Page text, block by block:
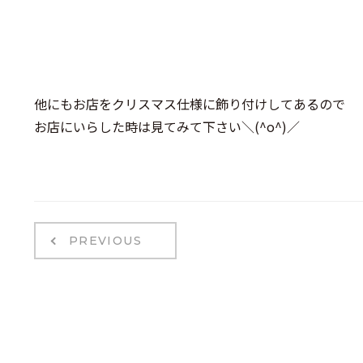
他にもお店をクリスマス仕様に飾り付けしてあるので
お店にいらした時は見てみて下さい＼(^o^)／
PREVIOUS